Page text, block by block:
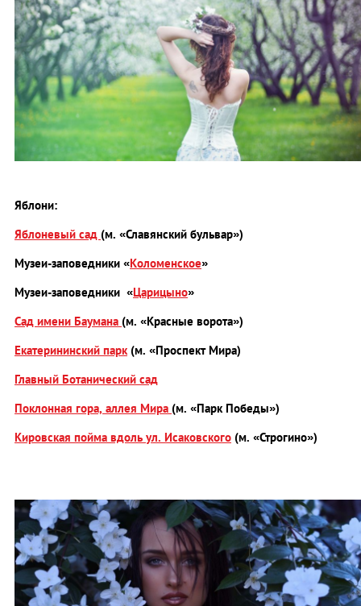
Яблони:
Яблоневый сад (м. «Славянский бульвар»)
Музеи-заповедники «Коломенское»
Музеи-заповедники «Царицыно»
Сад имени Баумана (м. «Красные ворота»)
Екатерининский парк(м. «Проспект Мира)
Главный Ботанический сад
Поклонная гора, аллея Мира (м. «Парк Победы»)
Кировская пойма вдоль ул. Исаковского (м. «Строгино»)